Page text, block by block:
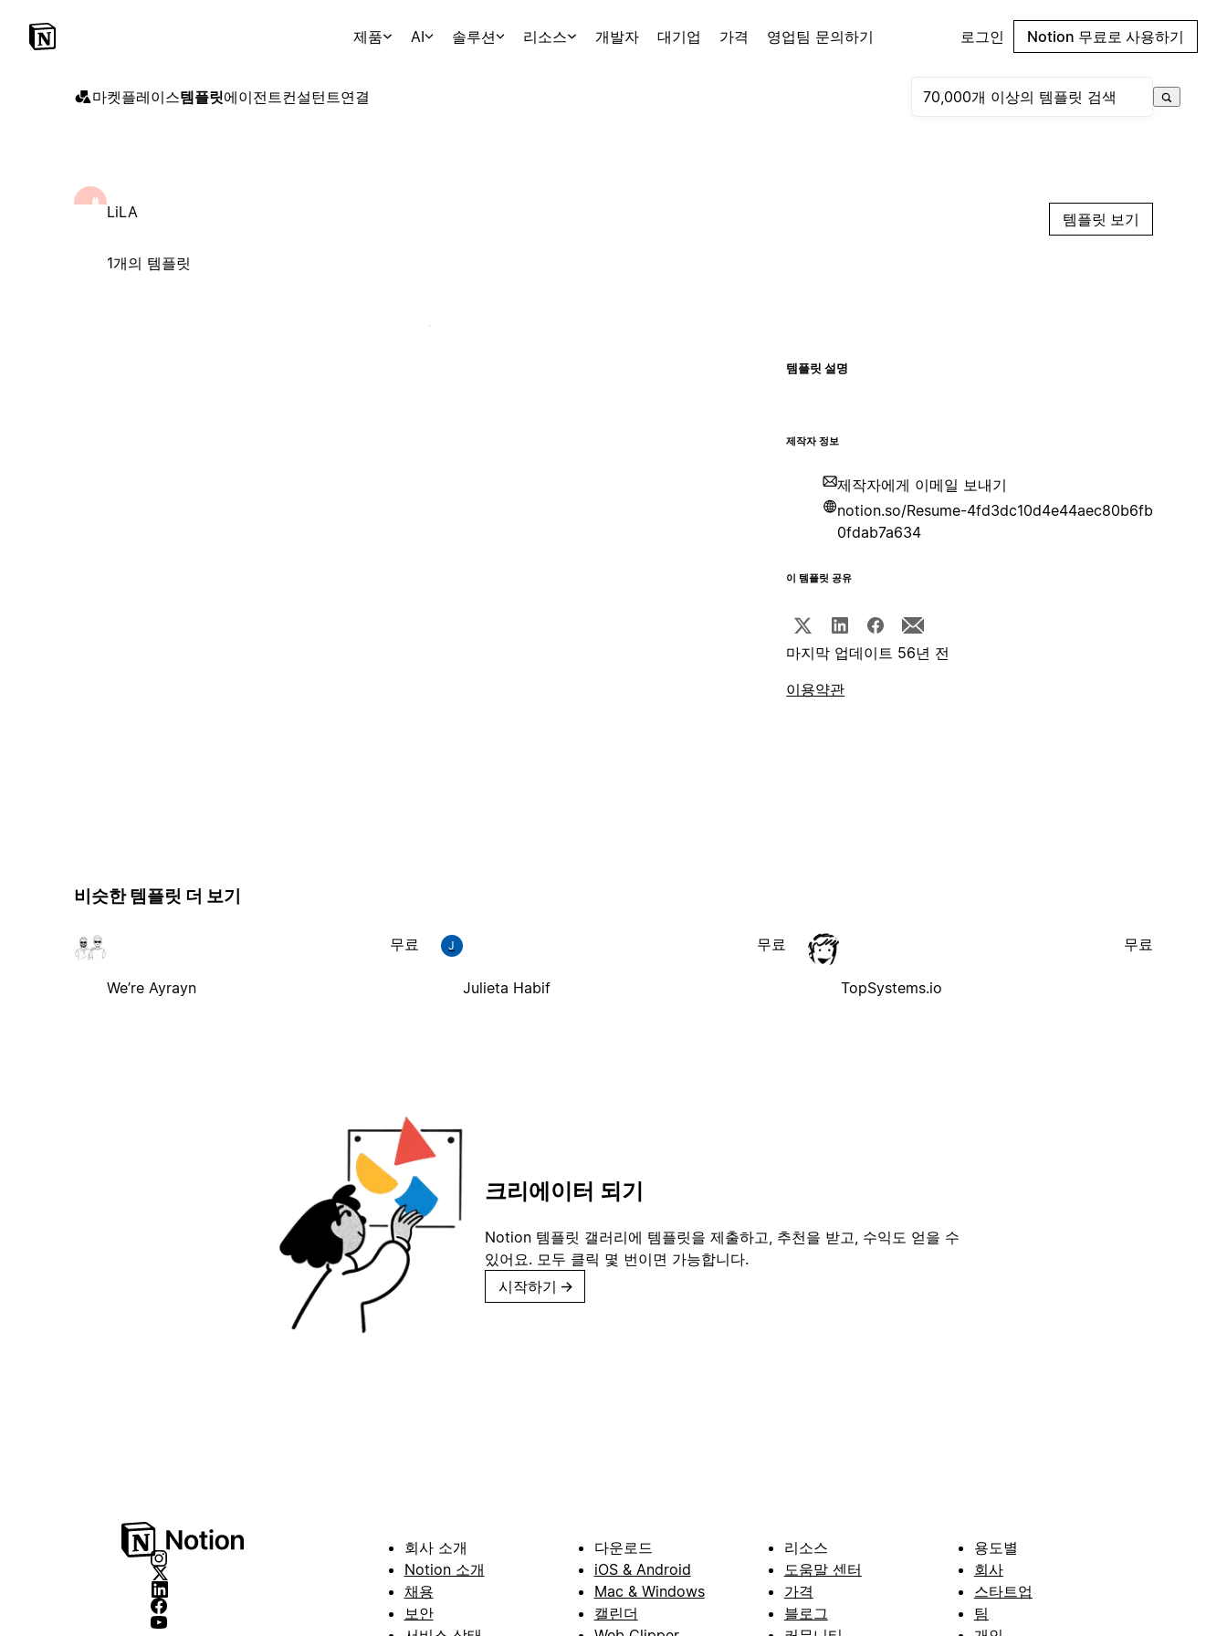
제품 AI 솔루션 리소스 개발자 대기업 가격 영업팀 문의하기 로그인 Notion 무료로 사용하기
마켓플레이스템플릿에이전트컨설턴트연결
LiLA
1개의 템플릿
템플릿 보기
템플릿 설명
제작자 정보
제작자에게 이메일 보내기
notion.so/Resume-4fd3dc10d4e44aec80b6fb
0fdab7a634
이 템플릿 공유
마지막 업데이트 56년 전
이용약관
비슷한 템플릿 더 보기
We’re Ayrayn
무료 J
Julieta Habif
무료
TopSystems.io
무료
크리에이터 되기
Notion 템플릿 갤러리에 템플릿을 제출하고, 추천을 받고, 수익도 얻을 수
있어요. 모두 클릭 몇 번이면 가능합니다.
시작하기 →
회사 소개
Notion 소개
채용
보안
다운로드
iOS & Android
Mac & Windows
캘린더
리소스
도움말 센터
가격
블로그
용도별
회사
스타트업
팀